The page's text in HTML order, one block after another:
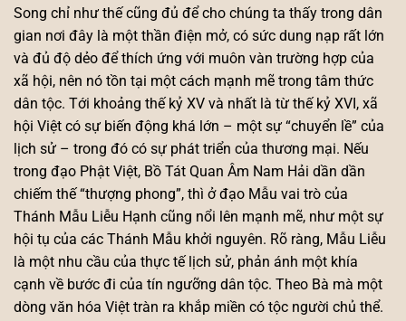
Song chỉ như thế cũng đủ để cho chúng ta thấy trong dân
gian nơi đây là một thần điện mở, có sức dung nạp rất lớn
và đủ độ dẻo để thích ứng với muôn vàn trường hợp của
xã hội, nên nó tồn tại một cách mạnh mẽ trong tâm thức
dân tộc. Tới khoảng thế kỷ XV và nhất là từ thế kỷ XVI, xã
hội Việt có sự biến động khá lớn – một sự “chuyển lề” của
lịch sử – trong đó có sự phát triển của thương mại. Nếu
trong đạo Phật Việt, Bồ Tát Quan Âm Nam Hải dần dần
chiếm thế “thượng phong”, thì ở đạo Mẫu vai trò của
Thánh Mẫu Liễu Hạnh cũng nổi lên mạnh mẽ, như một sự
hội tụ của các Thánh Mẫu khởi nguyên. Rõ ràng, Mẫu Liễu
là một nhu cầu của thực tế lịch sử, phản ánh một khía
cạnh về bước đi của tín ngưỡng dân tộc. Theo Bà mà một
dòng văn hóa Việt tràn ra khắp miền có tộc người chủ thể.